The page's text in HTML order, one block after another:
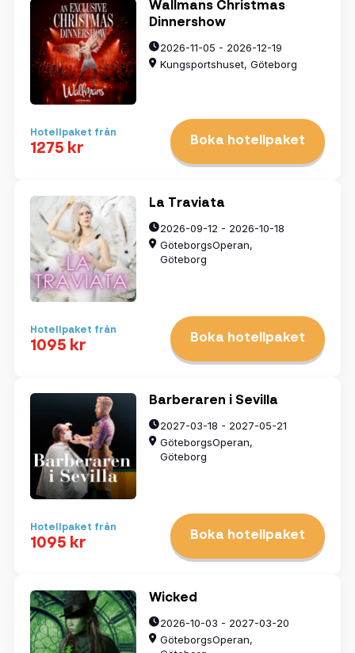
Wallmans Christmas
Dinnershow
2026-11-05 - 2026-12-19
Kungsportshuset, Göteborg
Hotellpaket från
1275 kr Boka hotellpaket
La Traviata
2026-09-12 - 2026-10-18
GöteborgsOperan,
Göteborg
Hotellpaket från
1095 kr Boka hotellpaket
Barberaren i Sevilla
2027-03-18 - 2027-05-21
GöteborgsOperan,
Göteborg
Hotellpaket från
1095 kr Boka hotellpaket
Wicked
2026-10-03 - 2027-03-20
GöteborgsOperan,